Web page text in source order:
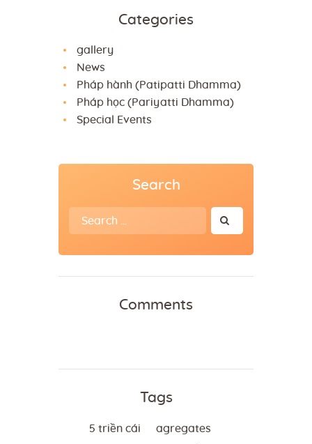
Categories
gallery
News
Pháp hành (Patipatti Dhamma)
Pháp học (Pariyatti Dhamma)
Special Events
Search
Search
for:
Comments
Tags
5 triền cái agregates